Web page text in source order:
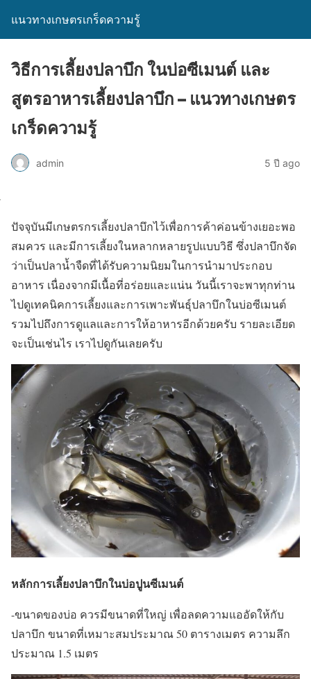
แนวทางเกษตรเกร็ดความรู้
วิธีการเลี้ยงปลาบึก ในบ่อซีเมนต์ และ
สูตรอาหารเลี้ยงปลาบึก – แนวทางเกษตร
เกร็ดความรู้
admin 5 ปี ago
ปัจจุบันมีเกษตรกรเลี้ยงปลาบึกไว้เพื่อการค้าค่อนข้างเยอะพอ
สมควร และมีการเลี้ยงในหลากหลายรูปแบบวิธี ซึ่งปลาบึกจัด
ว่าเป็นปลาน้ำจืดที่ได้รับความนิยมในการนำมาประกอบ
อาหาร เนื่องจากมีเนื้อที่อร่อยและแน่น วันนี้เราจะพาทุกท่าน
ไปดูเทคนิคการเลี้ยงและการเพาะพันธุ์ปลาบึกในบ่อซีเมนต์
รวมไปถึงการดูแลและการให้อาหารอีกด้วยครับ รายละเอียด
จะเป็นเช่นไร เราไปดูกันเลยครับ
หลักการเลี้ยงปลาบึกในบ่อปูนซีเมนต์
-ขนาดของบ่อ ควรมีขนาดที่ใหญ่ เพื่อลดความแออัดให้กับ
ปลาบึก ขนาดที่เหมาะสมประมาณ 50 ตารางเมตร ความลึก
ประมาณ 1.5 เมตร